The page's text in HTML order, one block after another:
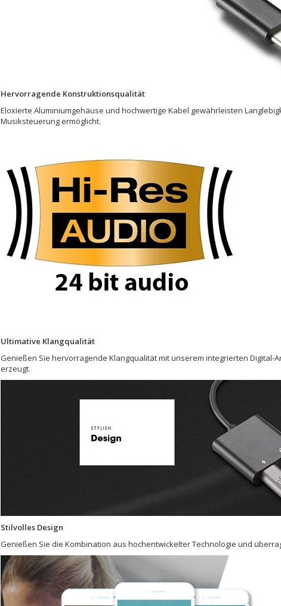
Hervorragende Konstruktionsqualität
Eloxierte Aluminiumgehäuse und hochwertige Kabel gewährleisten
Musiksteuerung ermöglicht.
Ultimative Klangqualität
Genießen Sie hervorragende Klangqualität mit unserem integrierten Digital-
erzeugt.
Stilvolles Design
Genießen Sie die Kombination aus hochentwickelter Technologie und